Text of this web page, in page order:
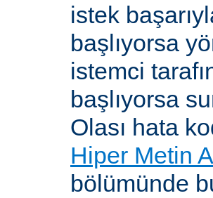
istek
başlıyorsa
istemci
başlıyorsa
Olası hata
Hiper Metin
bölümünde